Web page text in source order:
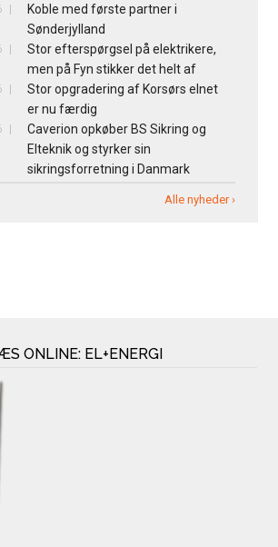
Koble med første partner i
Sønderjylland
Stor efterspørgsel på elektrikere,
men på Fyn stikker det helt af
Stor opgradering af Korsørs elnet
er nu færdig
Caverion opkøber BS Sikring og
Elteknik og styrker sin
sikringsforretning i Danmark
Alle nyheder ›
ONLINE: EL+ENERGI